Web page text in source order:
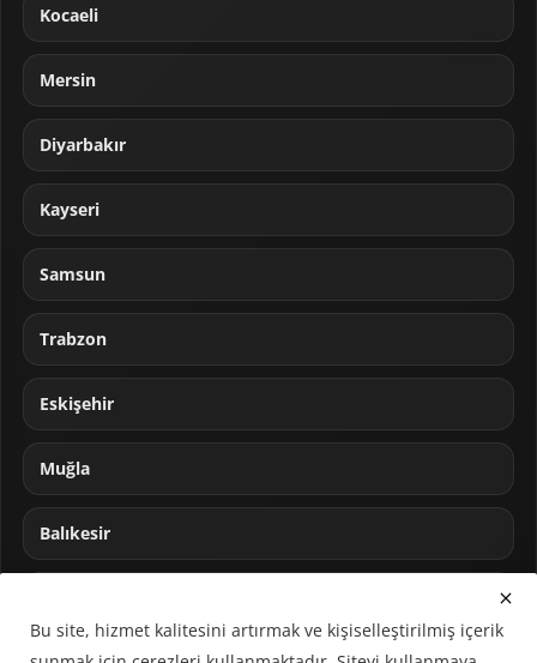
Kocaeli
Mersin
Diyarbakır
Kayseri
Samsun
Trabzon
Eskişehir
Muğla
Balıkesir
Bu site, hizmet kalitesini artırmak ve kişiselleştirilmiş içerik